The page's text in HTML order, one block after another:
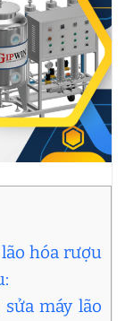
hóa rượu
máy lão